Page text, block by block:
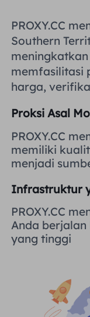
Rusia
Português
PROXY.CC
Southern
memfasilitasi
harga,
Proksi Asal
PROXY.CC
memiliki
menjadi
Infrastruktur
PROXY.CC
Anda
yang tinggi